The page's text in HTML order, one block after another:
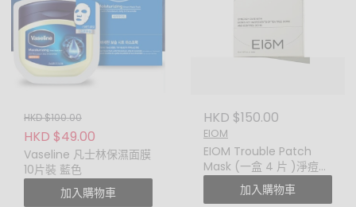
HKD $100.00
HKD $49.00
Vaseline 凡士林保濕面膜
10片裝 藍色
加入購物車
HKD $150.00
EIOM
EIOM Trouble Patch
Mask (一盒 4 片 )淨痘修
護貼片面膜加入購物車